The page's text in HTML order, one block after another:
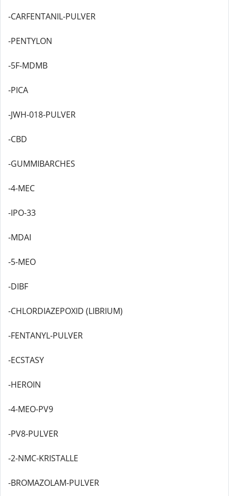
-CARFENTANIL-PULVER
-PENTYLON
-5F-MDMB
-PICA
-JWH-018-PULVER
-CBD
-GUMMIBARCHES
-4-MEC
-IPO-33
-MDAI
-5-MEO
-DIBF
-CHLORDIAZEPOXID (LIBRIUM)
-FENTANYL-PULVER
-ECSTASY
-HEROIN
-4-MEO-PV9
-PV8-PULVER
-2-NMC-KRISTALLE
-BROMAZOLAM-PULVER